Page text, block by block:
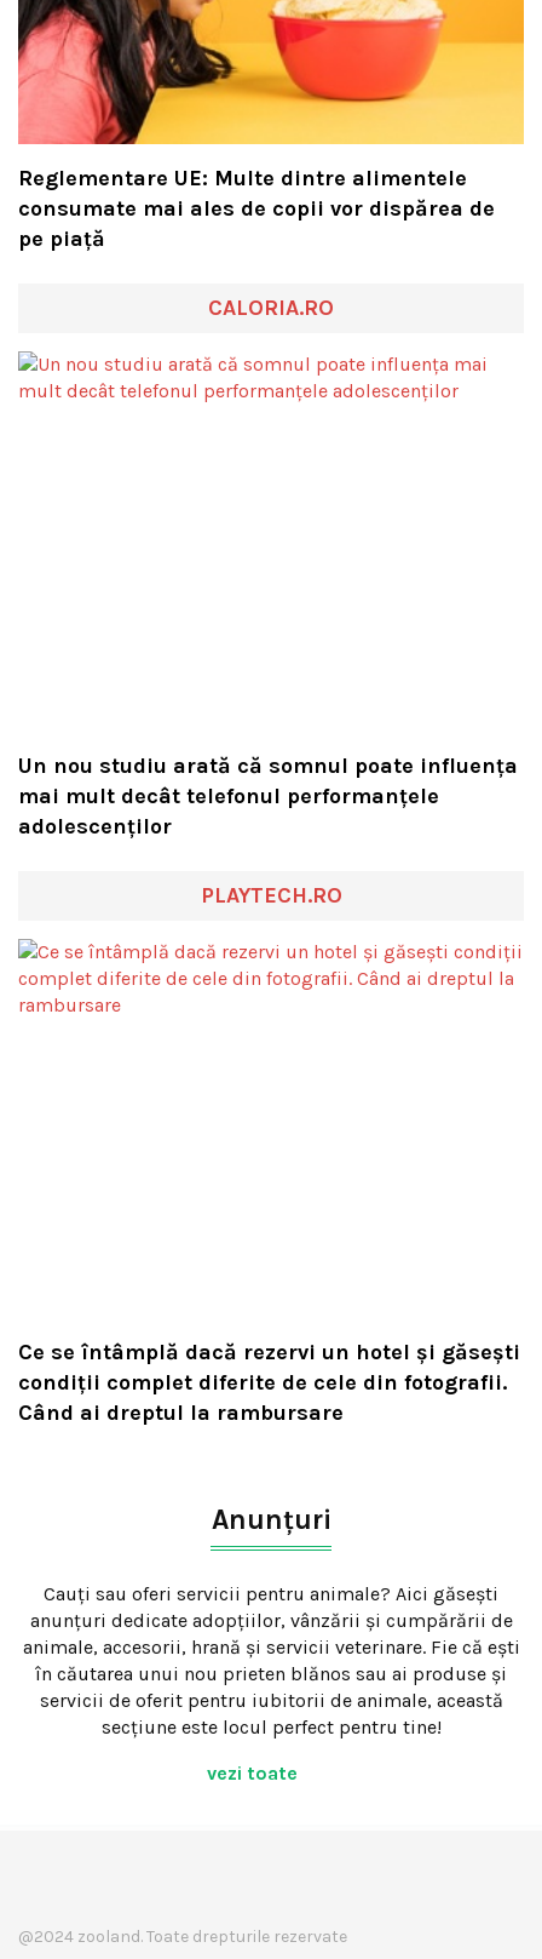
Reglementare UE: Multe dintre alimentele
consumate mai ales de copii vor dispărea de
pe piață
CALORIA.RO
Un nou studiu arată că somnul poate influența
mai mult decât telefonul performanțele
adolescenților
PLAYTECH.RO
Ce se întâmplă dacă rezervi un hotel și găsești
condiții complet diferite de cele din fotografii.
Când ai dreptul la rambursare
Anunțuri
Cauți sau oferi servicii pentru animale? Aici găsești
anunțuri dedicate adopțiilor, vânzării și cumpărării de
animale, accesorii, hrană și servicii veterinare. Fie că ești
în căutarea unui nou prieten blănos sau ai produse și
servicii de oferit pentru iubitorii de animale, această
secțiune este locul perfect pentru tine!
vezi toate
@2024 zooland. Toate drepturile rezervate